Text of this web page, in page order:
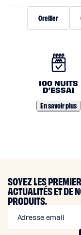
Oreiller
E
M
100 NUITS
D’ESSAI
En savoir plus
SOYEZ LES
ACTUALITÉS ET DE
PRODUITS.
Adresse email